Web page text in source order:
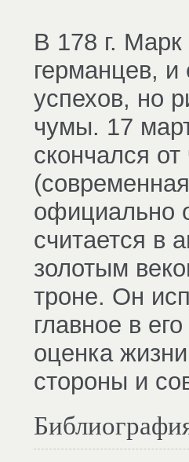
В 178 г. Марк
германцев,
успехов, но
чумы. 17
скончался
официально
считается в
золотым
троне. Он
главное в
оценка
стороны и